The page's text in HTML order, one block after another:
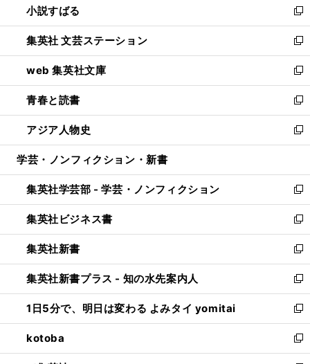
く
で
開
く
い
ウ
ィ
ン
ド
ウ
で
開
く
小説すばる
新
し
い
ウ
ィ
ン
ド
ウ
で
開
集英社 文芸ステーション
新
し
い
ウ
ィ
ン
ド
ウ
開
く
web 集英社文庫
新
し
い
ウ
ィ
ン
ウ
で
開
く
青春と読書
新
し
い
ウ
ン
ド
ウ
で
開
く
アジア人物史
新
し
ウ
ィ
ン
ド
ウ
で
開
く
学芸・ノンフィクション・新書
集英社学芸部 - 学芸・ノンフィクション
新
し
い
ウ
ィ
ン
ド
ウ
で
開
く
集英社ビジネス書
新
し
い
ウ
ィ
ン
ド
ウ
で
開
集英社新書
新
し
い
ウ
ィ
ン
ド
ウ
集英社新書プラス - 知の水先案内人
新
し
い
ウ
ィ
ン
1日5分で、明日は変わる よみタイ yomitai
新
し
い
ウ
kotoba
新
し